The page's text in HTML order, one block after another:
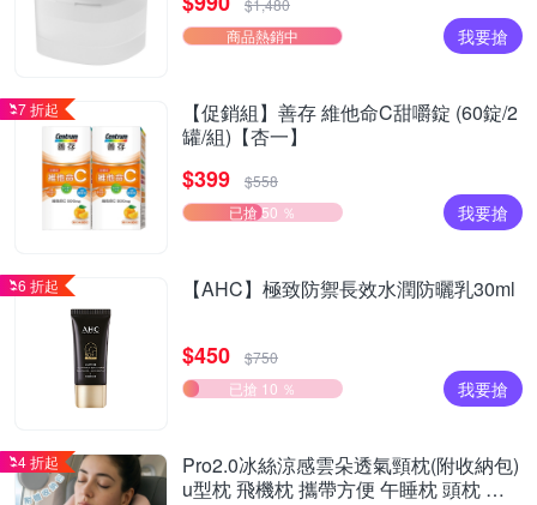
$1,480
商品熱銷中
我要搶
7 折起
【促銷組】善存 維他命C甜嚼錠 (60錠/2
罐/組)【杏一】
$399
$558
已搶 50 ％
我要搶
6 折起 【AHC】極致防禦長效水潤防曬乳30ml
$450
$750
已搶 10 ％
我要搶
4 折起
Pro2.0冰絲涼感雲朵透氣頸枕(附收納包)
u型枕 飛機枕 攜帶方便 午睡枕 頭枕 遠